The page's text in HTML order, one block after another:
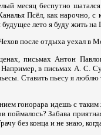
месяц беспутно
Псёл, как нарочно, с
лето я буду жить на
после отдыха уехал в
письмах Антон
в письмах А. С.
Ставить пьесу я
гонорара идешь с
поймалось? Забава
без конца и не знаю,